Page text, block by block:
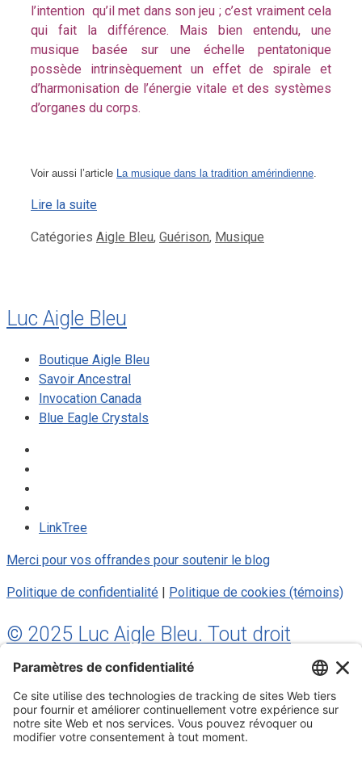
l’intention qu’il met dans son jeu ; c’est vraiment cela
qui fait la différence. Mais bien entendu, une
musique basée sur une échelle pentatonique
possède intrinsèquement un effet de spirale et
d’harmonisation de l’énergie vitale et des systèmes
d’organes du corps.
Voir aussi l’article La musique dans la tradition amérindienne
Lire la suite
Catégories Aigle Bleu, Guérison, Musique
Luc Aigle Bleu
Boutique Aigle Bleu
Savoir Ancestral
Invocation Canada
Blue Eagle Crystals
LinkTree
Merci pour vos offrandes pour soutenir le blog
Politique de confidentialité | Politique de cookies (témoins)
© 2025 Luc Aigle Bleu. Tout droit
réservé.
S'inscrire à mon Infolettre